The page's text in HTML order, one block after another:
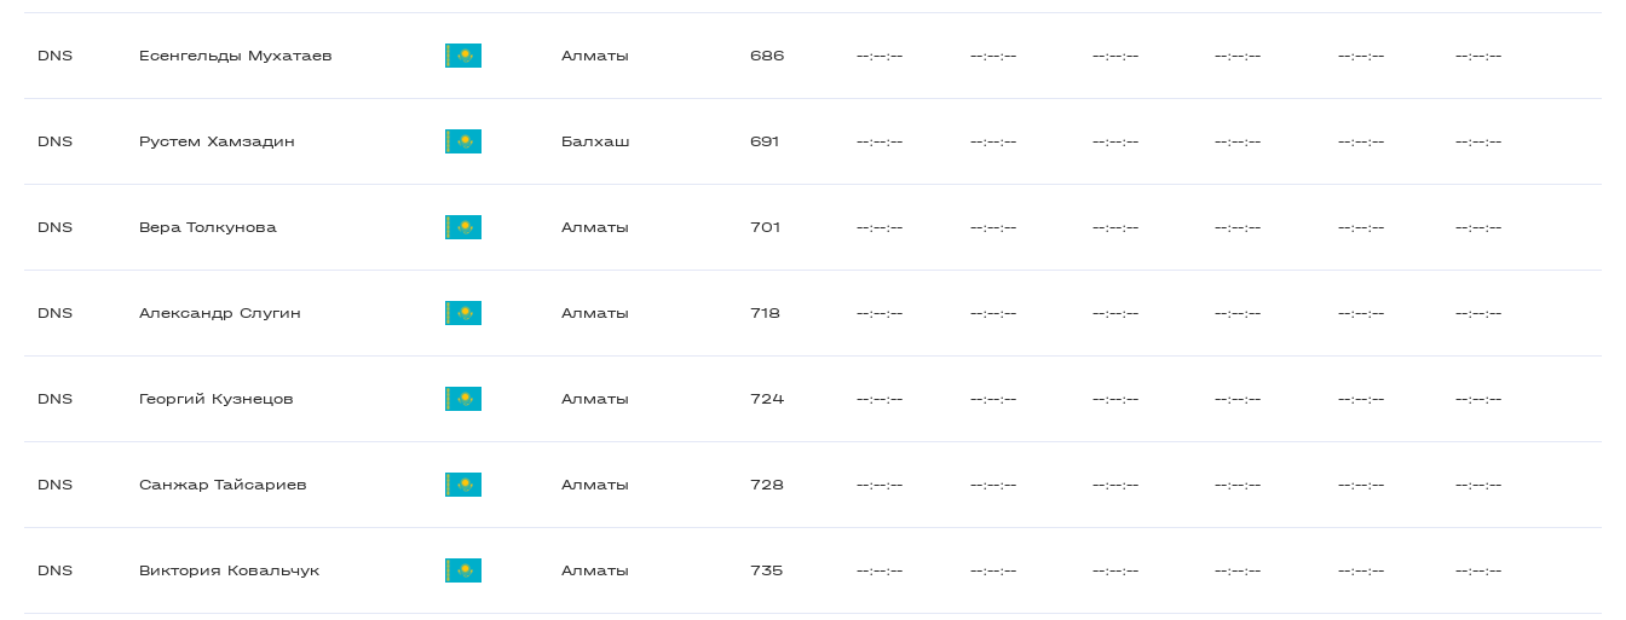
DNS Есенгельды Мухатаев Алматы 686 --:--:-- --:--:-- --:--:-- --:--:-- --:--:-- --:--:--
DNS Рустем Хамзадин Балхаш 691 --:--:-- --:--:-- --:--:-- --:--:-- --:--:-- --:--:--
DNS Вера Толкунова Алматы 701 --:--:-- --:--:-- --:--:-- --:--:-- --:--:-- --:--:--
DNS Александр Слугин Алматы 718 --:--:-- --:--:-- --:--:-- --:--:-- --:--:-- --:--:--
DNS Георгий Кузнецов Алматы 724 --:--:-- --:--:-- --:--:-- --:--:-- --:--:-- --:--:--
DNS Санжар Тайсариев Алматы 728 --:--:-- --:--:-- --:--:-- --:--:-- --:--:-- --:--:--
DNS Виктория Ковальчук Алматы 735 --:--:-- --:--:-- --:--:-- --:--:-- --:--:-- --:--:--